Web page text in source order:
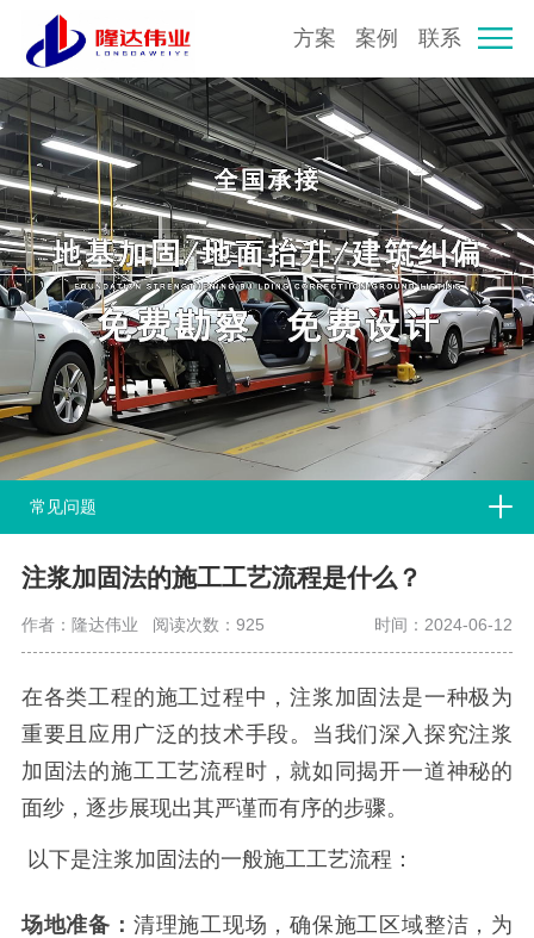
方案 案例 联系
常见问题
注浆加固法的施工工艺流程是什么？
作者：隆达伟业 阅读次数：925 时间：2024-06-12
在各类工程的施工过程中，注浆加固法是一种极为
重要且应用广泛的技术手段。当我们深入探究注浆
加固法的施工工艺流程时，就如同揭开一道神秘的
面纱，逐步展现出其严谨而有序的步骤。
以下是注浆加固法的一般施工工艺流程：
场地准备： 清理施工现场，确保施工区域整洁，为